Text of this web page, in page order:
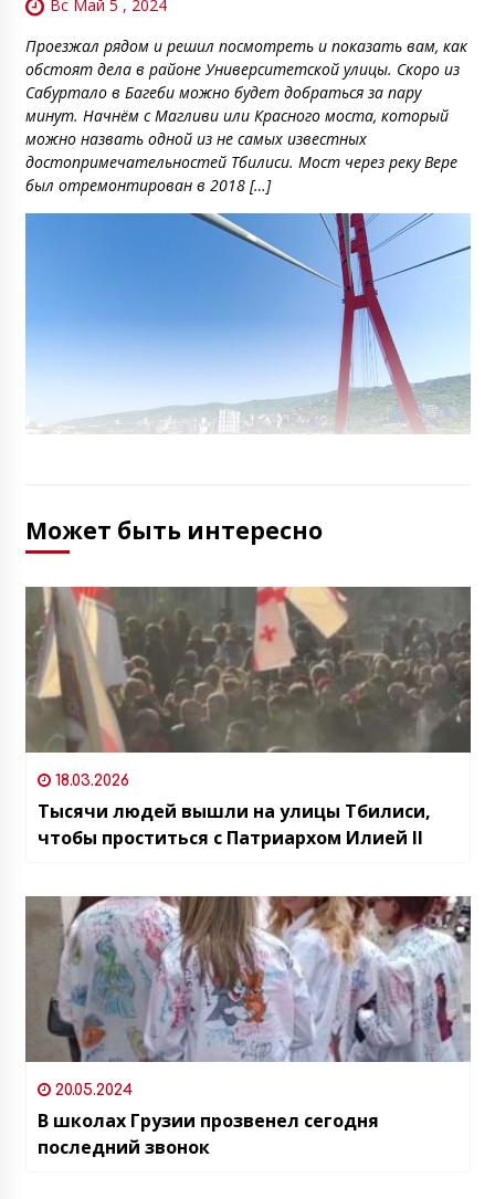
Вс Май 5 , 2024
Проезжал рядом и решил посмотреть и показать вам, как
обстоят дела в районе Университетской улицы. Скоро из
Сабуртало в Багеби можно будет добраться за пару
минут. Начнём с Магливи или Красного моста, который
можно назвать одной из не самых известных
достопримечательностей Тбилиси. Мост через реку Вере
был отремонтирован в 2018 […]
Может быть интересно
18.03.2026
Тысячи людей вышли на улицы Тбилиси,
чтобы проститься с Патриархом Илией II
20.05.2024
В школах Грузии прозвенел сегодня
последний звонок